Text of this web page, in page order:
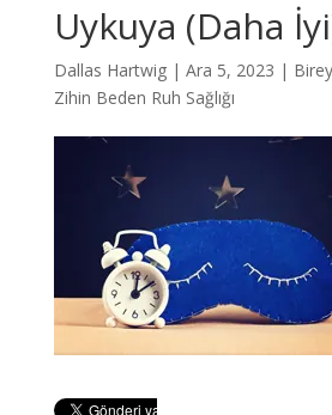
Uykuya (Daha
Dallas Hartwig| Ara 5, 2023 |
Zihin Beden Ruh Sağlığı